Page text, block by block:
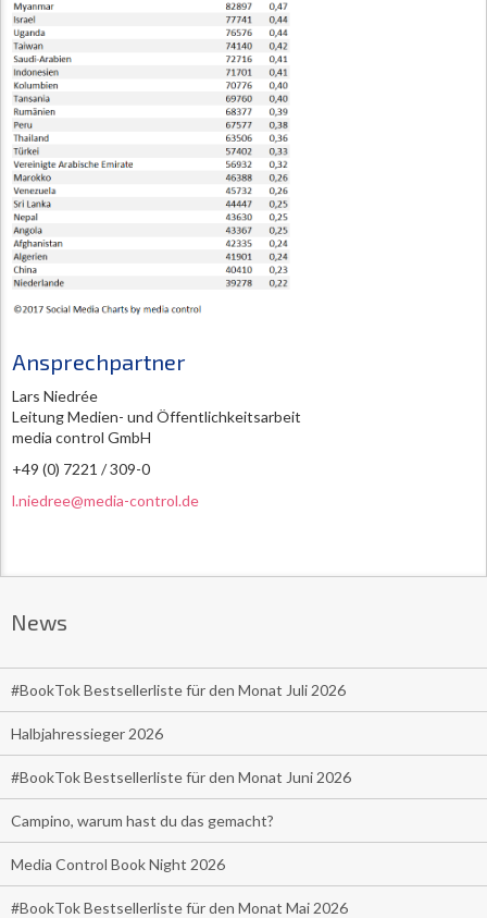
Ansprechpartner
Lars Niedrée
Leitung Medien- und Öffentlichkeitsarbeit
media control GmbH
+49 (0) 7221 / 309-0
l.niedree@media-control.de
News
#BookTok Bestsellerliste für den Monat Juli 2026
Halbjahressieger 2026
#BookTok Bestsellerliste für den Monat Juni 2026
Campino, warum hast du das gemacht?
Media Control Book Night 2026
#BookTok Bestsellerliste für den Monat Mai 2026